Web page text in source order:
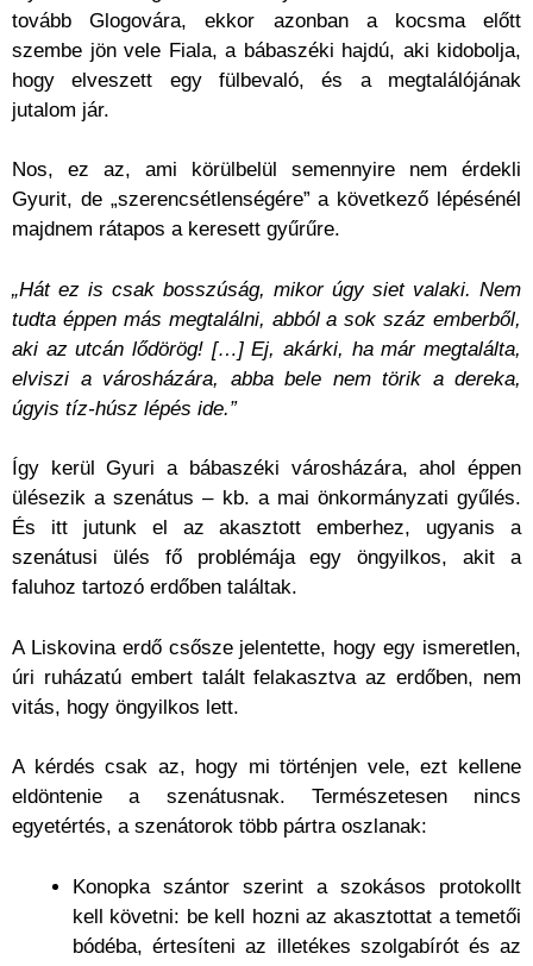
tovább Glogovára, ekkor azonban a kocsma előtt
szembe jön vele Fiala, a bábaszéki hajdú, aki kidobolja,
hogy elveszett egy fülbevaló, és a megtalálójának
jutalom jár.
Nos, ez az, ami körülbelül semennyire nem érdekli
Gyurit, de „szerencsétlenségére” a következő lépésénél
majdnem rátapos a keresett gyűrűre.
„Hát ez is csak bosszúság, mikor úgy siet valaki. Nem
tudta éppen más megtalálni, abból a sok száz emberből,
aki az utcán lődörög! […] Ej, akárki, ha már megtalálta,
elviszi a városházára, abba bele nem törik a dereka,
úgyis tíz-húsz lépés ide.”
Így kerül Gyuri a bábaszéki városházára, ahol éppen
ülésezik a szenátus – kb. a mai önkormányzati gyűlés.
És itt jutunk el az akasztott emberhez, ugyanis a
szenátusi ülés fő problémája egy öngyilkos, akit a
faluhoz tartozó erdőben találtak.
A Liskovina erdő csősze jelentette, hogy egy ismeretlen,
úri ruházatú embert talált felakasztva az erdőben, nem
vitás, hogy öngyilkos lett.
A kérdés csak az, hogy mi történjen vele, ezt kellene
eldöntenie a szenátusnak. Természetesen nincs
egyetértés, a szenátorok több pártra oszlanak:
Konopka szántor szerint a szokásos protokollt
kell követni: be kell hozni az akasztottat a temetői
bódéba, értesíteni az illetékes szolgabírót és az